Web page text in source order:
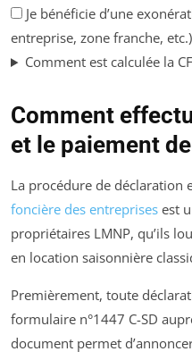
Je bénéficie d’une
entreprise, zone franche, etc.)
Comment est calculée la
Comment
et le paiement
La procédure de déclaration
foncière des entreprises est
propriétaires LMNP, qu’ils
en location saisonnière
Premièrement, toute
formulaire n°1447 C-SD
document permet